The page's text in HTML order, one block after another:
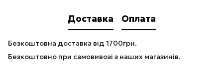
Доставка Оплата
Безкоштовна доставка від 1700грн.
Безкоштовно при самовивозі з наших магазинів.